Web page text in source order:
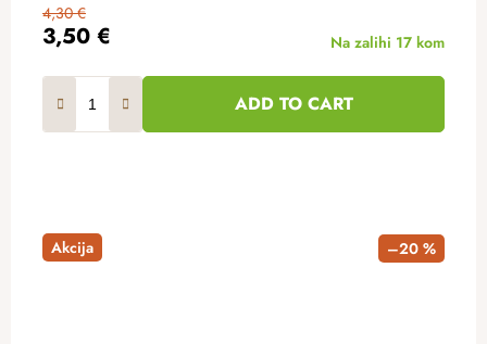
3,50 €
4,30 €
Na zalihi 17 kom
ADD TO CART
Akcija –20 %